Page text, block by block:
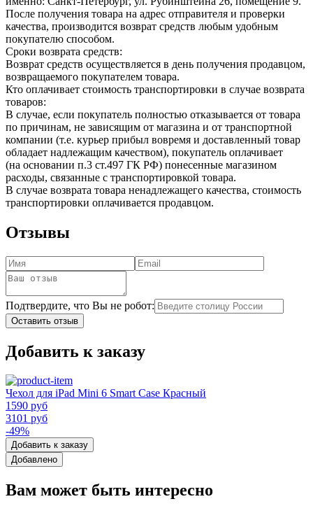
После получения товара на адрес отправителя и проверки
качества, производится возврат средств любым удобным
покупателю способом.
Сроки возврата средств:
Возврат средств осуществляется в день получения продавцом,
возвращаемого покупателем товара.
Кто оплачивает стоимость транспортировки в случае возврата
товаров:
В случае, если покупатель полностью отказывается от товара
по причинам, не зависящим от магазина и от транспортной
компании (т.е. курьер прибыл вовремя и доставленный товар
обладает надлежащим качеством), покупатель оплачивает
(на основании п.3 ст.497 ГК РФ) понесенные магазином
расходы, связанные с транспортировкой товара.
В случае возврата товара ненадлежащего качества, стоимость
транспортировки оплачивается продавцом.
Отзывы
Подтвердите, что Вы не робот:
Оставить отзыв
Добавить к заказу
Чехол для iPad Mini 6 Smart Case Красный
1590 руб
3101 руб
-49%
Добавить к заказу
Добавлено
Вам может быть интересно